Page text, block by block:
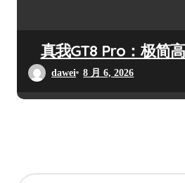
真我GT8 Pro：极简
dawei 8 月 6, 2026